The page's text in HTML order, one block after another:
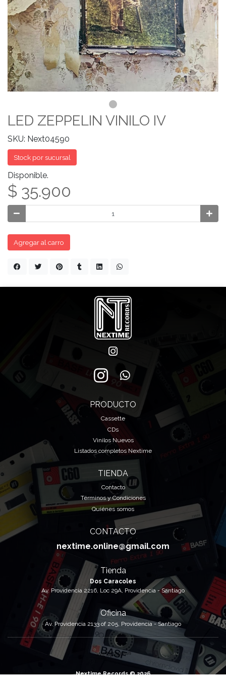
LED ZEPPELIN VINILO IV
SKU: Next04590
Stock por sucursal
Disponible.
$ 35.900
Agregar al carro
PRODUCTO
Cassette
CDs
Vinilos Nuevos
Listados completos Nextime
TIENDA
Contacto
Términos y Condiciones
Quiénes somos
CONTACTO
nextime.online@gmail.com
Tienda
Dos Caracoles
Av. Providencia 2216, Loc 29A, Providencia - Santiago
Oficina
Av. Providencia 2133 of 205, Providencia - Santiago
Nextime Records © 2026